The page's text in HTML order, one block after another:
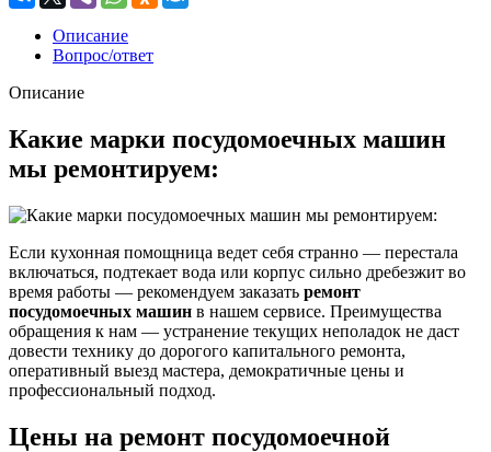
Описание
Вопрос/ответ
Описание
Какие марки посудомоечных машин
мы ремонтируем:
Если кухонная помощница ведет себя странно — перестала
включаться, подтекает вода или корпус сильно дребезжит во
время работы — рекомендуем заказать ремонт
посудомоечных машин в нашем сервисе. Преимущества
обращения к нам — устранение текущих неполадок не даст
довести технику до дорогого капитального ремонта,
оперативный выезд мастера, демократичные цены и
профессиональный подход.
Цены на ремонт посудомоечной